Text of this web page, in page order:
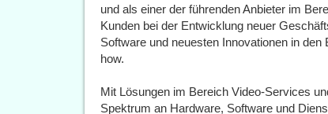
und als einer der führenden Anbieter im
Kunden bei der Entwicklung neuer
Software und neuesten Innovationen in
how.
Mit Lösungen im Bereich Video-Services
Spektrum an Hardware, Software und